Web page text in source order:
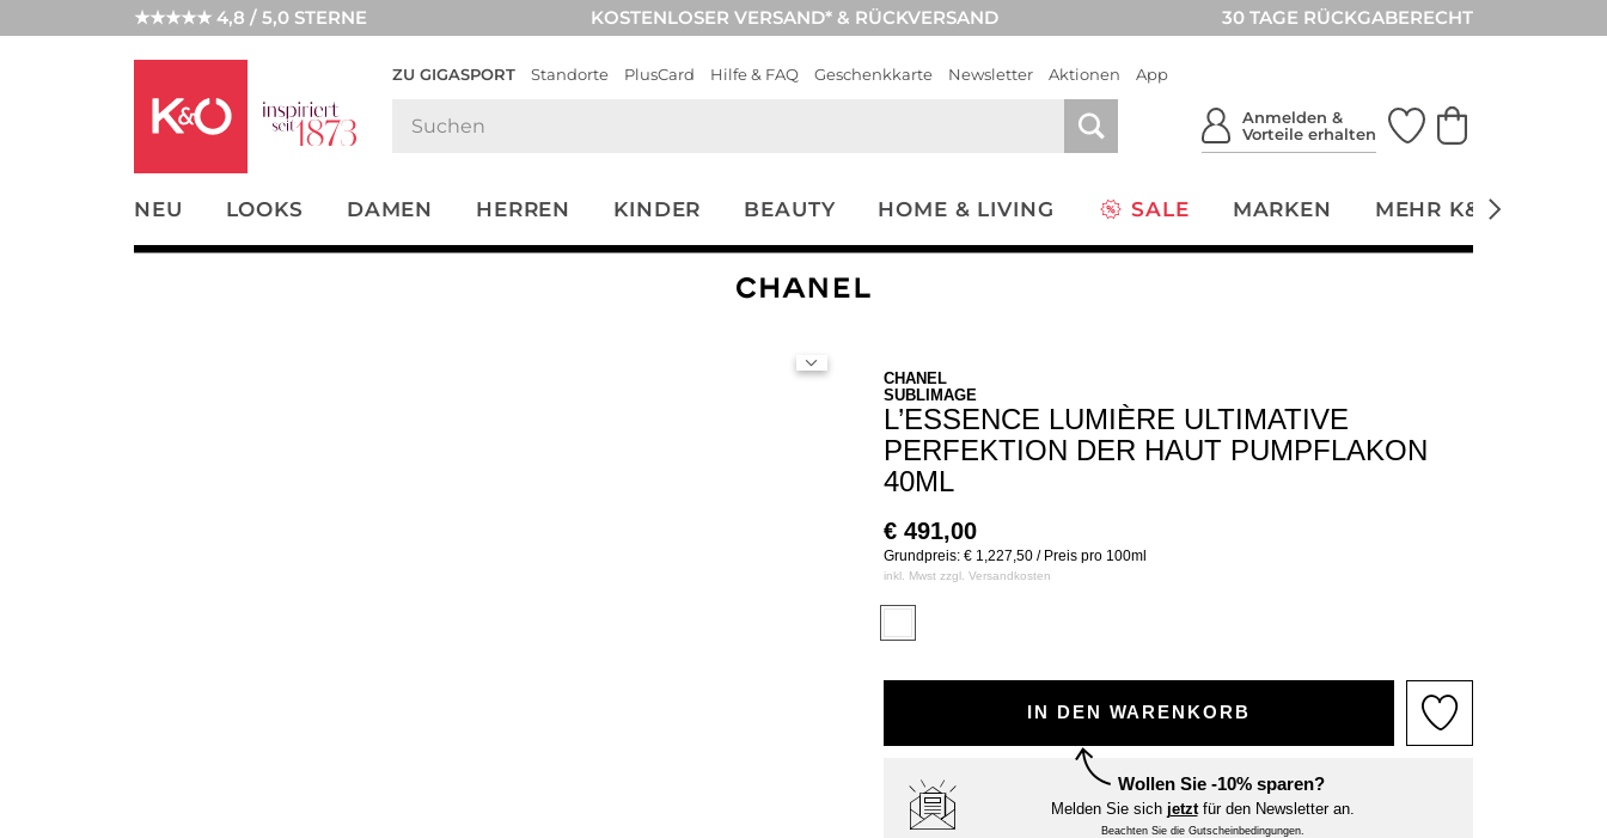
★★★★★ 4,8 / 5,0 STERNE KOSTENLOSER VERSAND* & RÜCKVERSAND 30 TAGE RÜCKGABERECHT
ZU GIGASPORT Standorte PlusCard Hilfe & FAQ Geschenkkarte Newsletter Aktionen App
Anmelden &
Vorteile erhalten
NEU LOOKS DAMEN HERREN KINDER BEAUTY HOME & LIVING SALE MARKEN MEHR K&Ö
UNSERE APP
CLICK &
CHANEL
SUBLIMAGE
L’ESSENCE LUMIÈRE ULTIMATIVE
PERFEKTION DER HAUT PUMPFLAKON
40ML
€ 491,00
Grundpreis: € 1,227,50 / Preis pro 100ml
inkl. Mwst zzgl. Versandkosten
IN DEN WARENKORB
Wollen Sie -10% sparen?
Melden Sie sich jetztfür den Newsletter an.
Beachten Sie die Gutscheinbedingungen.